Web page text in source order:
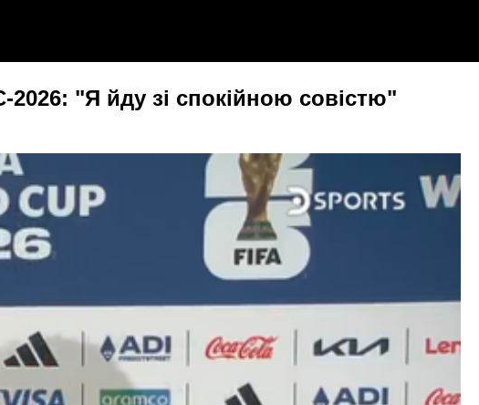
"Я йду зі спокійною совістю"